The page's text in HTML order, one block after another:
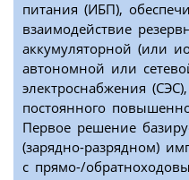
питания (ИБП),
взаимодействие
аккумуляторной (или
автономной или
электроснабжения
постоянного
Первое решение
(зарядно-разрядном)
с прямо-/